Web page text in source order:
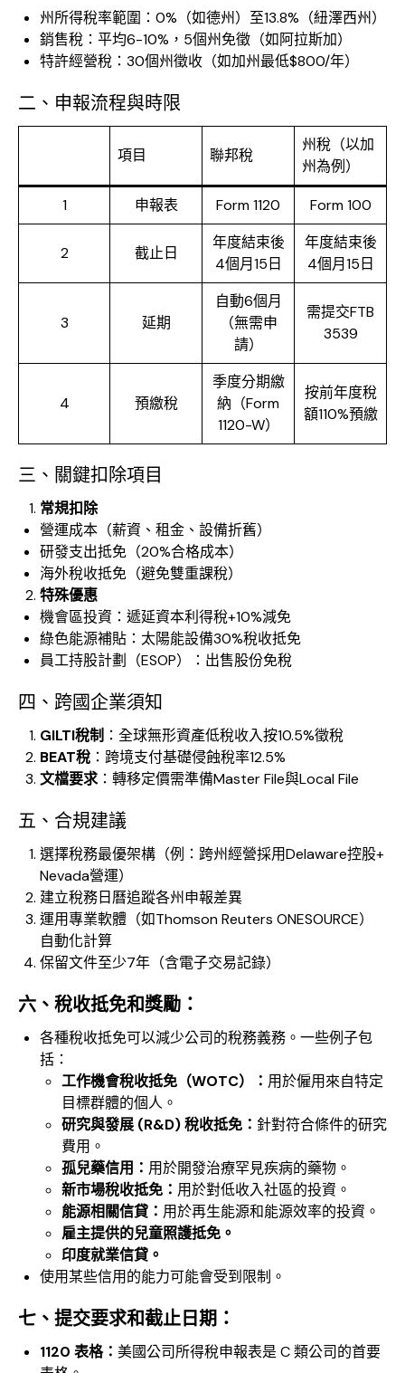
州所得稅率範圍：0%（如德州）至13.8%（紐澤西州）
銷售稅：平均6-10%，5個州免徵（如阿拉斯加）
特許經營稅：30個州徵收（如加州最低$800/年）
二、申報流程與時限
項目 聯邦稅
州稅（以加
州為例）
1 申報表 Form 1120 Form 100
2 截止日
年度結束後
4個月15日
年度結束後
4個月15日
3 延期
自動6個月
（無需申
請）
需提交FTB
3539
4 預繳稅
季度分期繳
納（Form
1120-W）
按前年度稅
額110%預繳
三、關鍵扣除項目
常規扣除
營運成本（薪資、租金、設備折舊）
研發支出抵免（20%合格成本）
海外稅收抵免（避免雙重課稅）
特殊優惠
機會區投資：遞延資本利得稅+10%減免
綠色能源補貼：太陽能設備30%稅收抵免
員工持股計劃（ESOP）：出售股份免稅
四、跨國企業須知
GILTI稅制 ：全球無形資產低稅收入按10.5%徵稅
BEAT稅 ：跨境支付基礎侵蝕稅率12.5%
文檔要求：轉移定價需準備Master File與Local File
五、合規建議
選擇稅務最優架構（例：跨州經營採用Delaware控股+
Nevada營運）
建立稅務日曆追蹤各州申報差異
運用專業軟體（如Thomson Reuters ONESOURCE）
自動化計算
保留文件至少7年（含電子交易記錄）
六、稅收抵免和獎勵：
各種稅收抵免可以減少公司的稅務義務。一些例子包
括：
工作機會稅收抵免（WOTC）： 用於僱用來自特定
目標群體的個人。
研究與發展 (R&D) 稅收抵免： 針對符合條件的研究
費用。
孤兒藥信用： 用於開發治療罕見疾病的藥物。
新市場稅收抵免： 用於對低收入社區的投資。
能源相關信貸： 用於再生能源和能源效率的投資。
雇主提供的兒童照護抵免。
印度就業信貸。
使用某些信用的能力可能會受到限制。
七、 提交要求和截止日期：
1120 表格： 美國公司所得稅申報表是 C 類公司的首要